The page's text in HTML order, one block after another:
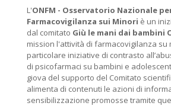
L'ONFM - Osservatorio Nazionale
Farmacovigilanza sui Minori è un
dal comitato Giù le mani dai bambini
mission l'attività di farmacovigilanza su
particolare iniziative di contrasto
di psicofarmaci su bambini e
giova del supporto del Comitato
alimenta di contenuti le azioni di
sensibilizzazione promosse tramite